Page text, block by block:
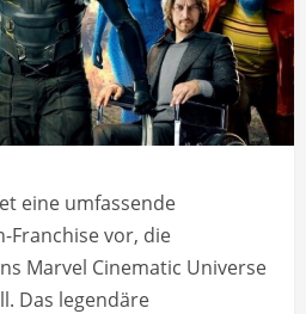
eine umfassende
Franchise vor, die
Marvel Cinematic Universe
Das legendäre